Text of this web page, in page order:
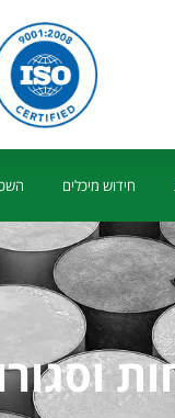
חידוש מיכלים